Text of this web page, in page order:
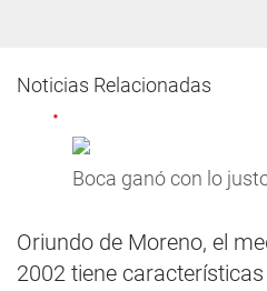
Noticias Relacionadas
Boca ganó con lo
Oriundo de Moreno, el
2002 tiene